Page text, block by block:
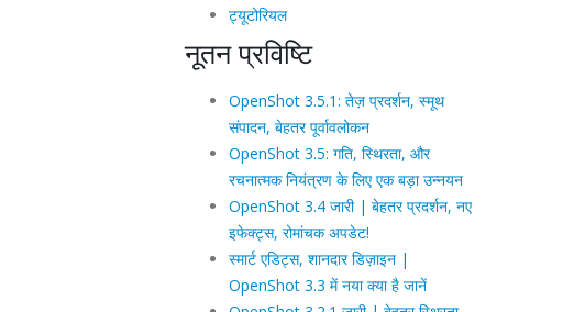
ट्यूटोरियल
नूतन प्रविष्टि
OpenShot 3.5.1: तेज़ प्रदर्शन, स्मूथ
संपादन, बेहतर पूर्वावलोकन
OpenShot 3.5: गति, स्थिरता, और
रचनात्मक नियंत्रण के लिए एक बड़ा उन्नयन
OpenShot 3.4 जारी | बेहतर प्रदर्शन, नए
इफेक्ट्स, रोमांचक अपडेट!
स्मार्ट एडिट्स, शानदार डिज़ाइन |
OpenShot 3.3 में नया क्या है जानें